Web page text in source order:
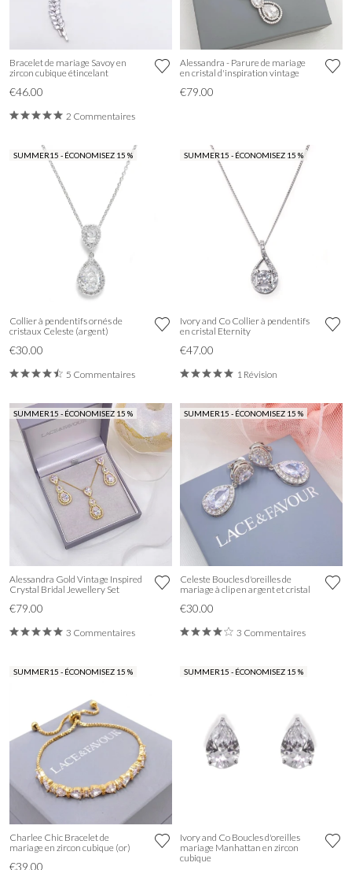
Bracelet de mariage Savoy en
zircon cubique étincelant
€46.00
2 Commentaires
Alessandra - Parure de mariage
en cristal d'inspiration vintage
€79.00
SUMMER15 - ÉCONOMISEZ 15 %
Collier à pendentifs ornés de
cristaux Celeste (argent)
€30.00
5 Commentaires
SUMMER15 - ÉCONOMISEZ 15 %
Ivory and Co Collier à pendentifs
en cristal Eternity
€47.00
1 Révision
SUMMER15 - ÉCONOMISEZ 15 %
Alessandra Gold Vintage Inspired
Crystal Bridal Jewellery Set
€79.00
3 Commentaires
SUMMER15 - ÉCONOMISEZ 15 %
Celeste Boucles d'oreilles de
mariage à clip en argent et cristal
€30.00
3 Commentaires
SUMMER15 - ÉCONOMISEZ 15 %
Charlee Chic Bracelet de
mariage en zircon cubique (or)
€39.00
SUMMER15 - ÉCONOMISEZ 15 %
Ivory and Co Boucles d'oreilles
mariage Manhattan en zircon
cubique